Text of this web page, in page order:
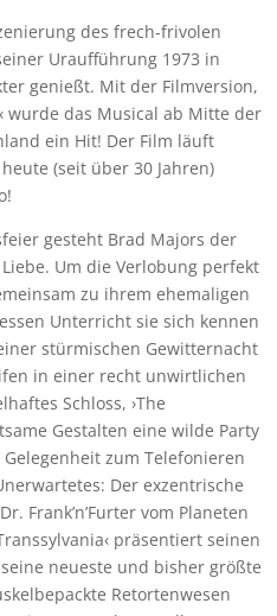
des frech-frivolen
Uraufführung 1973 in
genießt. Mit der Filmversion,
wurde das Musical ab Mitte der
ein Hit! Der Film läuft
(seit über 30 Jahren)
gesteht Brad Majors der
Um die Verlobung perfekt
zu ihrem ehemaligen
Unterricht sie sich kennen
stürmischen Gewitternacht
in einer recht unwirtlichen
Schloss, ›The
Gestalten eine wilde Party
zum Telefonieren
Der exzentrische
Frank’n’Furter vom Planeten
präsentiert seinen
neueste und bisher größte
Retortenwesen